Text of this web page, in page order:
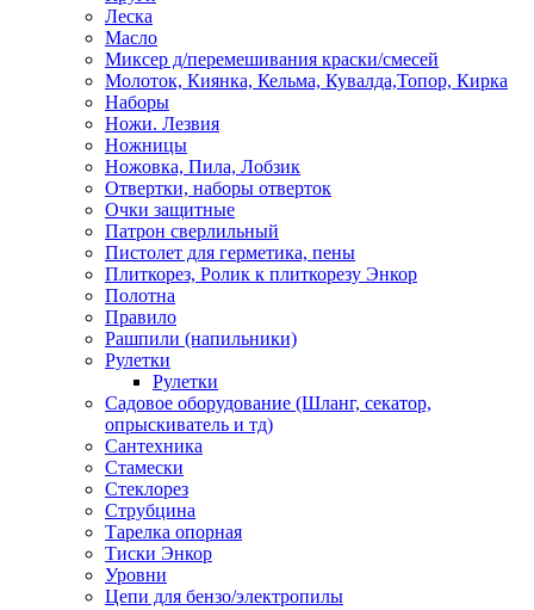
Леска
Масло
Миксер д/перемешивания краски/смесей
Молоток, Киянка, Кельма, Кувалда,Топор, Кирка
Наборы
Ножи. Лезвия
Ножницы
Ножовка, Пила, Лобзик
Отвертки, наборы отверток
Очки защитные
Патрон сверлильный
Пистолет для герметика, пены
Плиткорез, Ролик к плиткорезу Энкор
Полотна
Правило
Рашпили (напильники)
Рулетки
Рулетки
Садовое оборудование (Шланг, секатор,
опрыскиватель и тд)
Сантехника
Стамески
Стеклорез
Струбцина
Тарелка опорная
Тиски Энкор
Уровни
Цепи для бензо/электропилы